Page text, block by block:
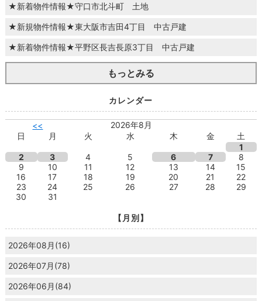
★新着物件情報★守口市北斗町 土地
★新規物件情報★東大阪市吉田4丁目 中古戸建
★新着物件情報★平野区長吉長原3丁目 中古戸建
もっとみる
カレンダー
<<
2026年8月
日
月 火 水 木 金
土
1
2
3 4 5 6 7
8
9
10 11 12 13 14
15
16
17 18 19 20 21
22
23
24 25 26 27 28
29
30
31
【月別】
2026年08月(16)
2026年07月(78)
2026年06月(84)